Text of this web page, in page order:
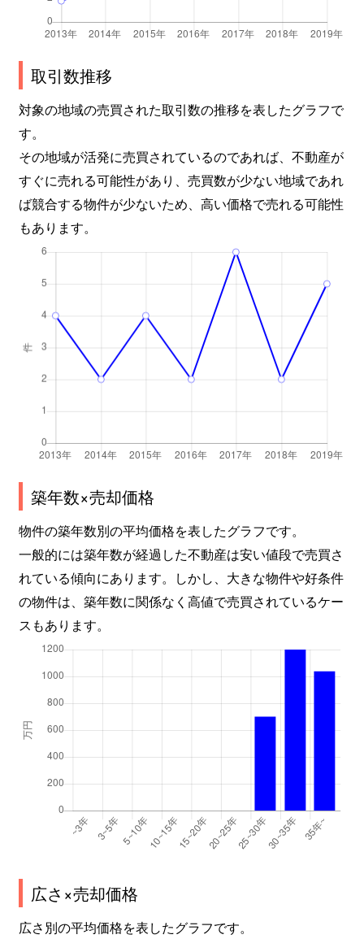
取引数推移
対象の地域の売買された取引数の推移を表したグラフで
す。
その地域が活発に売買されているのであれば、不動産が
すぐに売れる可能性があり、売買数が少ない地域であれ
ば競合する物件が少ないため、高い価格で売れる可能性
もあります。
築年数×売却価格
物件の築年数別の平均価格を表したグラフです。
一般的には築年数が経過した不動産は安い値段で売買さ
れている傾向にあります。しかし、大きな物件や好条件
の物件は、築年数に関係なく高値で売買されているケー
スもあります。
広さ×売却価格
広さ別の平均価格を表したグラフです。